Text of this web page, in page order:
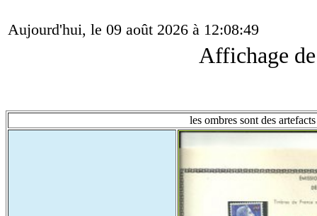
Aujourd'hui, le 09 août 2026 à 12:08:49
Affichage
les ombres sont des